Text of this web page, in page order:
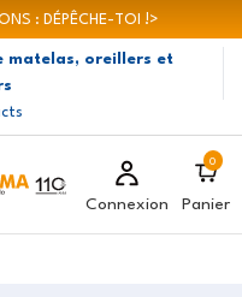
: DÉPÊCHE-TOI !>
matelas, oreillers et
Connexion
0
Panier